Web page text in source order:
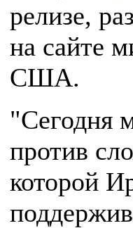
релизе,
на сайте
США.
"Сегодня
против
которой